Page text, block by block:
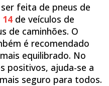
feita de pneus de
de veículos de
de caminhões. O
é recomendado
equilibrado. No
positivos, ajuda-se a
seguro para todos.